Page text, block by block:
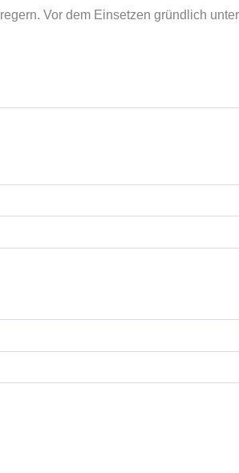
Vor dem Einsetzen gründlich